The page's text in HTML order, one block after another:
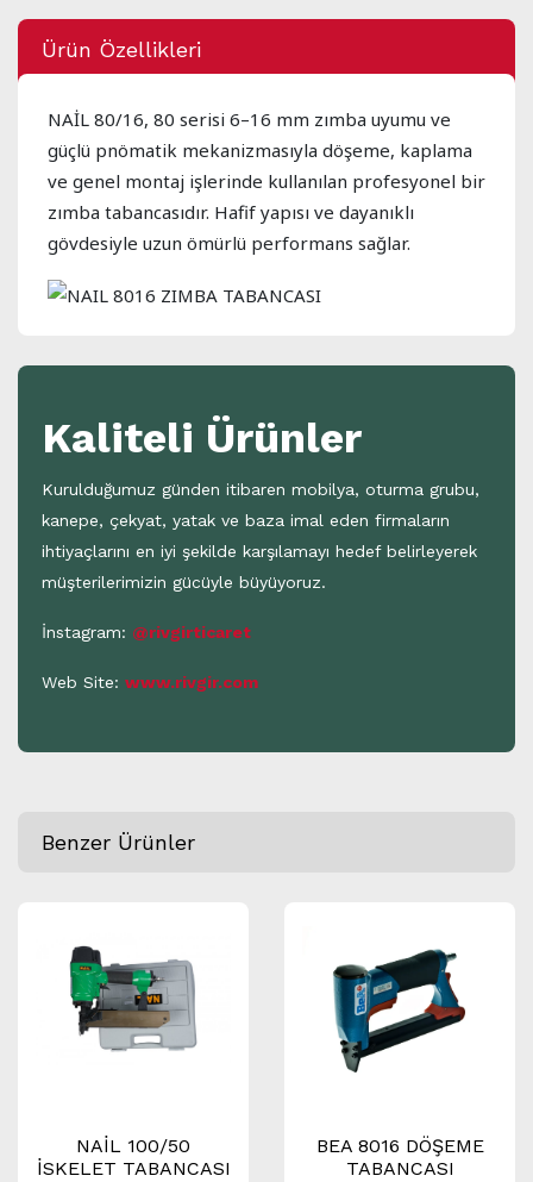
Ürün Özellikleri
NAİL 80/16, 80 serisi 6–16 mm zımba uyumu ve
güçlü pnömatik mekanizmasıyla döşeme, kaplama
ve genel montaj işlerinde kullanılan profesyonel bir
zımba tabancasıdır. Hafif yapısı ve dayanıklı
gövdesiyle uzun ömürlü performans sağlar.
Kaliteli Ürünler
Kurulduğumuz günden itibaren mobilya, oturma grubu,
kanepe, çekyat, yatak ve baza imal eden firmaların
ihtiyaçlarını en iyi şekilde karşılamayı hedef belirleyerek
müşterilerimizin gücüyle büyüyoruz.
İnstagram: @rivgirticaret
Web Site: www.rivgir.com
Benzer Ürünler
NAİL 100/50
İSKELET TABANCASI
BEA 8016 DÖŞEME
TABANCASI